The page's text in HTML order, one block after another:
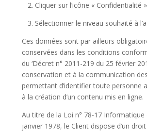
2. Cliquer sur l’icône « Confidentialité »
3. Sélectionner le niveau souhaité à
Ces données sont par ailleurs
conservées dans les conditions
du ‘Décret n° 2011-219 du 25 février
conservation et à la communication
permettant d’identifier toute personne
à la création d’un contenu mis en ligne.
Au titre de la Loi n° 78-17 Informatique
janvier 1978, le Client dispose d’un droit